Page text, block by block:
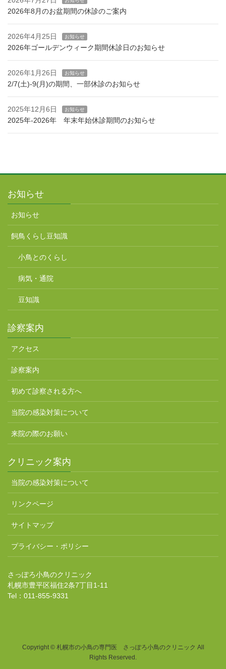
2026年8月のお盆期間の休診のご案内
2026年4月25日 お知らせ
2026年ゴールデンウィーク期間休診日のお知らせ
2026年1月26日 お知らせ
2/7(土)-9(月)の期間、一部休診のお知らせ
2025年12月6日 お知らせ
2025年-2026年 年末年始休診期間のお知らせ
お知らせ
お知らせ
飼鳥くらし豆知識
小鳥とのくらし
病気・通院
豆知識
診察案内
アクセス
診察案内
初めて診察される方へ
当院の感染対策について
来院の際のお願い
クリニック案内
当院の感染対策について
リンクページ
サイトマップ
プライバシー・ポリシー
さっぽろ小鳥のクリニック
札幌市豊平区福住2条7丁目1-11
Tel：011-855-9331
Copyright © 札幌市の小鳥の専門医 さっぽろ小鳥のクリニック All
Rights Reserved.